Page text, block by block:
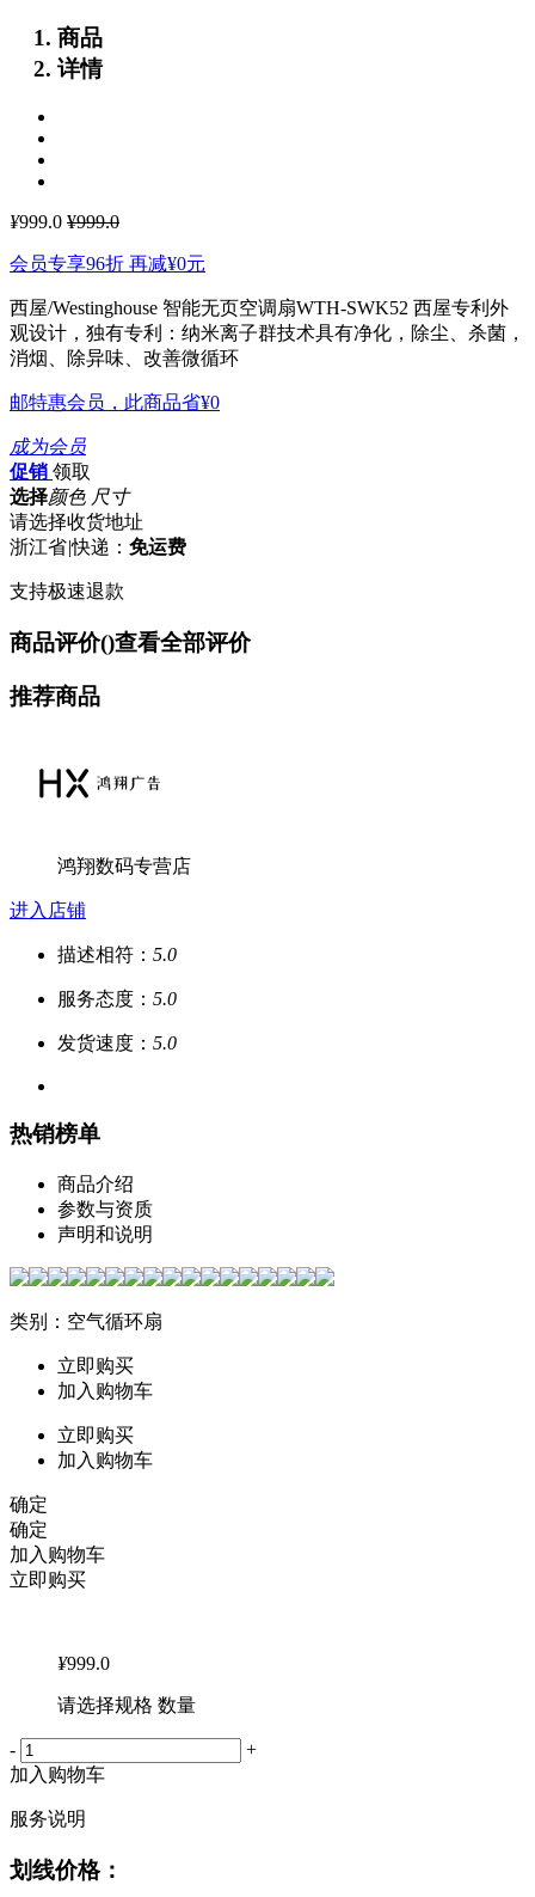
商品
详情
¥999.0 ¥999.0
会员专享96折 再减¥0元
西屋/Westinghouse 智能无页空调扇WTH-SWK52 西屋专利外
观设计，独有专利：纳米离子群技术具有净化，除尘、杀菌，
消烟、除异味、改善微循环
邮特惠会员，此商品省¥0
成为会员
促销 领取
选择颜色 尺寸
请选择收货地址
浙江省|快递： 免运费
支持极速退款
商品评价()查看全部评价
推荐商品
鸿翔数码专营店
进入店铺
描述相符： 5.0
服务态度： 5.0
发货速度： 5.0
热销榜单
商品介绍
参数与资质
声明和说明
类别：空气循环扇
立即购买
加入购物车
立即购买
加入购物车
确定
确定
加入购物车
立即购买
¥999.0
请选择规格 数量
-
+
加入购物车
服务说明
划线价格：